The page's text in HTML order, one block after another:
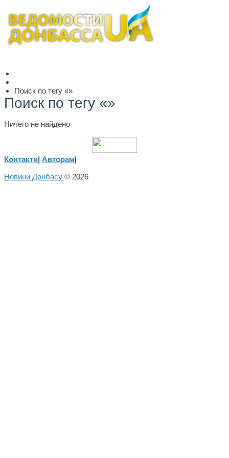
Поиск по тегу «»
Поиск по тегу «»
Ничего не найдено
Контакти| Авторам|
Новини Донбасу © 2026